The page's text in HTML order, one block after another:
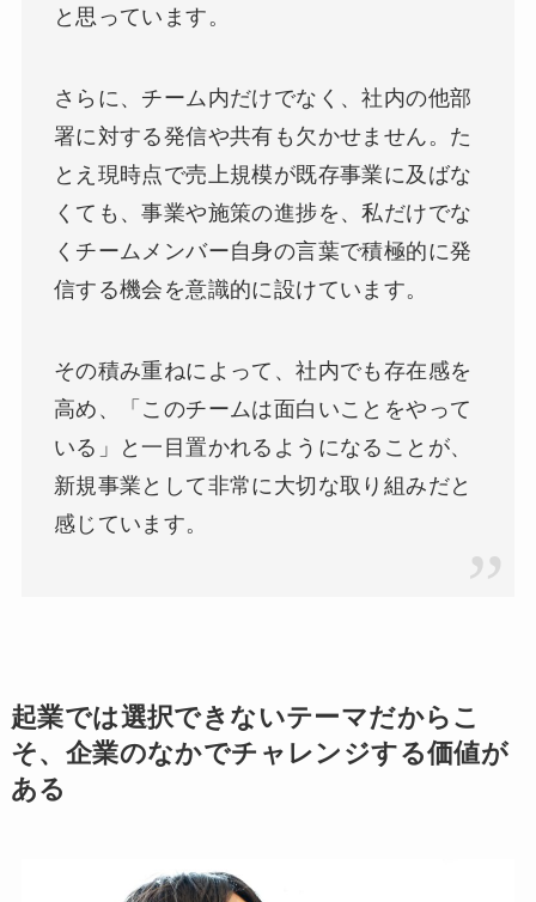
と思っています。
さらに、チーム内だけでなく、社内の他部
署に対する発信や共有も欠かせません。た
とえ現時点で売上規模が既存事業に及ばな
くても、事業や施策の進捗を、私だけでな
くチームメンバー自身の言葉で積極的に発
信する機会を意識的に設けています。
その積み重ねによって、社内でも存在感を
高め、「このチームは面白いことをやって
いる」と一目置かれるようになることが、
新規事業として非常に大切な取り組みだと
感じています。
起業では選択できないテーマだからこ
そ、企業のなかでチャレンジする価値が
ある